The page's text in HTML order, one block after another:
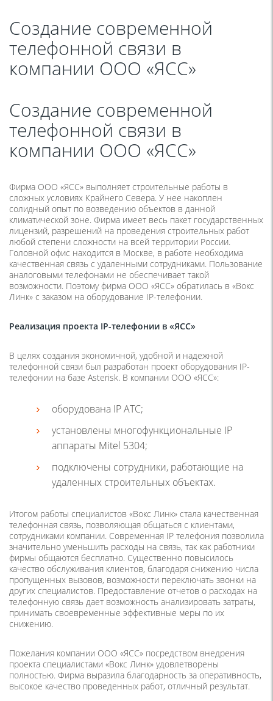
Создание современной
телефонной связи в
компании ООО «ЯСС»
Создание современной
телефонной связи в
компании ООО «ЯСС»
Фирма ООО «ЯСС» выполняет строительные работы в
сложных условиях Крайнего Севера. У нее накоплен
солидный опыт по возведению объектов в данной
климатической зоне. Фирма имеет весь пакет государственных
лицензий, разрешений на проведения строительных работ
любой степени сложности на всей территории России.
Головной офис находится в Москве, в работе необходима
качественная связь с удаленными сотрудниками. Пользование
аналоговыми телефонами не обеспечивает такой
возможности. Поэтому фирма ООО «ЯСС» обратилась в «Вокс
Линк» с заказом на оборудование IP-телефонии.
Реализация проекта IP-телефонии в «ЯСС»
В целях создания экономичной, удобной и надежной
телефонной связи был разработан проект оборудования IP-
телефонии на базе Asterisk. В компании ООО «ЯСС»:
оборудована IP АТС;
установлены многофункциональные IP
аппараты Mitel 5304;
подключены сотрудники, работающие на
удаленных строительных объектах.
Итогом работы специалистов «Вокс Линк» стала качественная
телефонная связь, позволяющая общаться с клиентами,
сотрудниками компании. Современная IP телефония позволила
значительно уменьшить расходы на связь, так как работники
фирмы общаются бесплатно. Существенно повысилось
качество обслуживания клиентов, благодаря снижению числа
пропущенных вызовов, возможности переключать звонки на
других специалистов. Предоставление отчетов о расходах на
телефонную связь дает возможность анализировать затраты,
принимать своевременные эффективные меры по их
снижению.
Пожелания компании ООО «ЯСС» посредством внедрения
проекта специалистами «Вокс Линк» удовлетворены
полностью. Фирма выразила благодарность за оперативность,
высокое качество проведенных работ, отличный результат.